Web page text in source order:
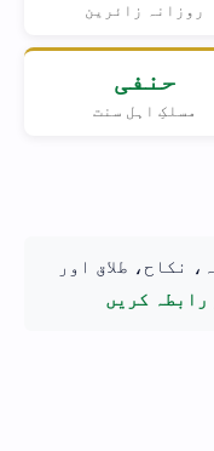
روزانہ زائرین
حنفی
مسلکِ اہل سنت
نکاح، طلاق اور